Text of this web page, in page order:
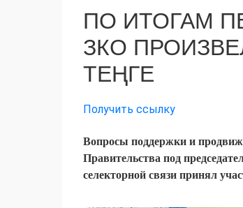
ПО ИТОГАМ
ЗКО
ТЕҢГЕ
Получить ссылку
Вопросы поддержки и
Правительства под
селекторной связи принял